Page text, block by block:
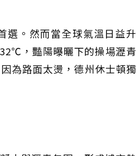
選。然而當全球氣溫日益升
，豔陽曝曬下的操場瀝青
為路面太燙，德州休士頓獨